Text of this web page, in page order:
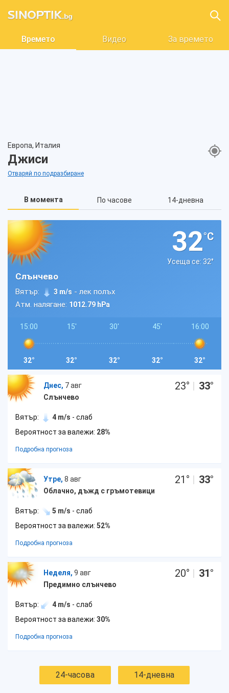
Времето Видео За времето
Европа, Италия
Джиси
Отваряй по подразбиране
В момента По часове 14-дневна
32°C
Усеща се: 32°
Слънчево
Вятър: 3 m/s - лек полъх
Атм. налягане: 1012.79 hPa
15:00
32°
15'
32°
30'
32°
45'
32°
16:00
32°
Днес, 7 авг
Слънчево
23° | 33°
Вятър: 4 m/s - слаб
Вероятност за валежи: 28%
Подробна прогноза
Утре, 8 авг
Облачно, дъжд с гръмотевици
21 ° | 33°
Вятър: 5 m/s - слаб
Вероятност за валежи: 52%
Подробна прогноза
Неделя, 9 авг
Предимно слънчево
20° | 31°
Вятър: 4 m/s - слаб
Вероятност за валежи: 30%
Подробна прогноза
24-часова 14-дневна